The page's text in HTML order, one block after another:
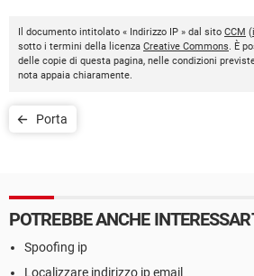
Il documento intitolato « Indirizzo IP » dal sito CCM (
sotto i termini della licenza Creative Commons . È
delle copie di questa pagina, nelle condizioni
nota appaia chiaramente.
Porta
POTREBBE ANCHE
Spoofing ip
Localizzare indirizzo ip email